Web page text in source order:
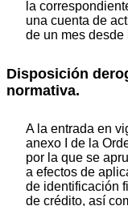
la
una cuenta de
de un mes desde
Disposición
normativa.
A la entrada en
anexo I de la
por la que se
a efectos de
de identificación
de crédito, así